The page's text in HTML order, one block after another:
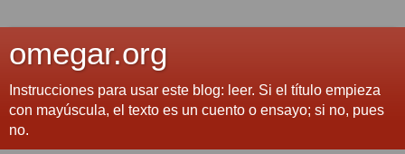
omegar.org
Instrucciones para usar este blog: leer. Si el título empieza
con mayúscula, el texto es un cuento o ensayo; si no, pues
no.